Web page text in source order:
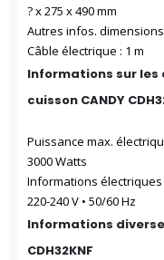
? x 275 x 490 mm
Autres infos.
Câble électrique : 1 m
Informations sur
cuisson CANDY
Puissance max.
3000 Watts
Informations électriques
220-240 V • 50/60 Hz
Informations
CDH32KNF